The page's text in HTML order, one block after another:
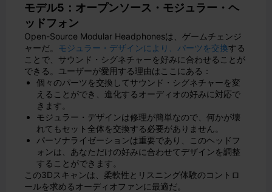
モデル5：オープンソース・モジュラー・ヘ
ッドフォン
Open-Source Modular Headphonesは、ゲームチェンジ
ャーだ。 モジュラー・デザインにより、パーツを交換する
ことで、サウンド・シグネチャーを好みに合わせることが
できる。ユーザーが愛用する理由はここにある：
個々のパーツを交換してサウンド・シグネチャーを変
えることができ、進化するオーディオの好みに対応で
きます。
モジュラー・デザインは修理が簡単なので、何かが壊
れてもセット全体を交換する必要がありません。
パーソナライゼーションは重要であり、このヘッドフ
ォンは、あなただけの好みに合わせてデザインを調整
することができます。
この3Dスキャンは、柔軟性とリスニング体験のコントロ
ールを求めるオーディオファンに最適だ。